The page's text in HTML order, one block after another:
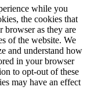
while you
the cookies that
browser as they are
of the website. We
and understand how
in your browser
to opt-out of these
may have an effect